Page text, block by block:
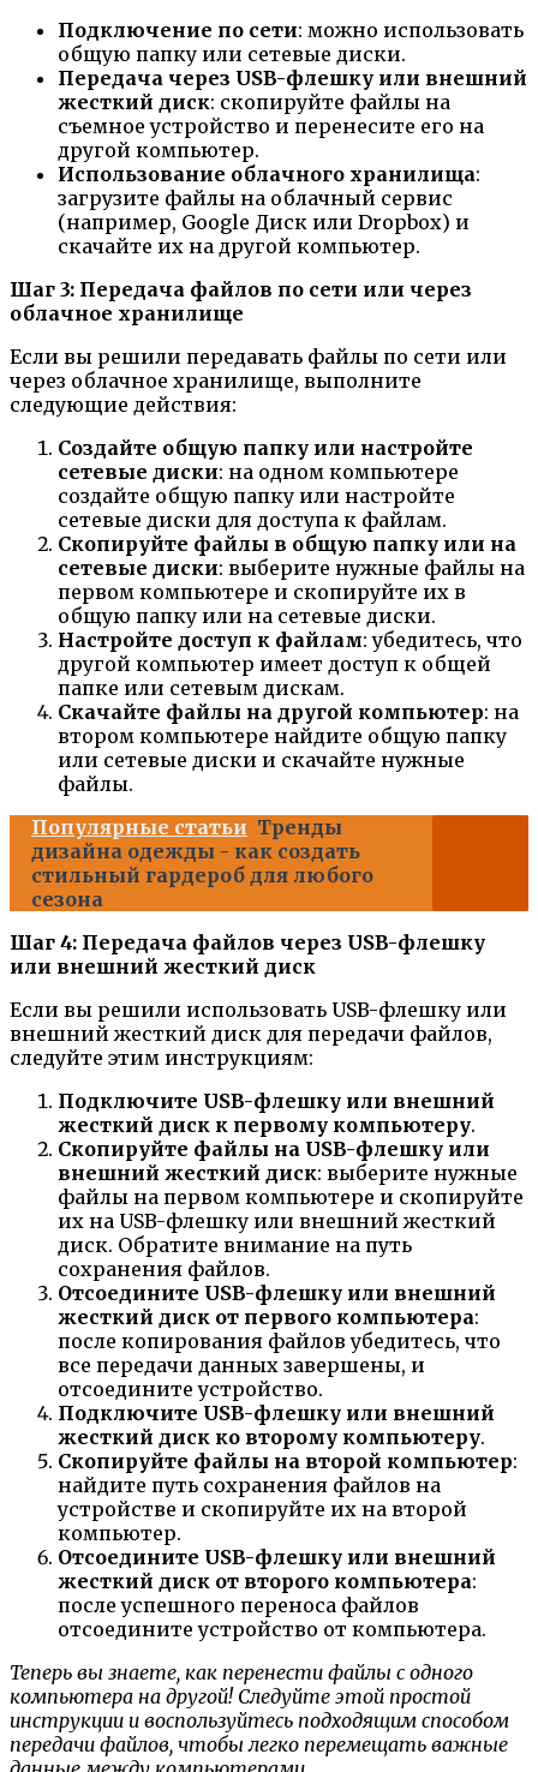
Подключение по сети: можно использовать
общую папку или сетевые диски.
Передача через USB-флешку или внешний
жесткий диск: скопируйте файлы на
съемное устройство и перенесите его на
другой компьютер.
Использование облачного хранилища:
загрузите файлы на облачный сервис
(например, Google Диск или Dropbox) и
скачайте их на другой компьютер.
Шаг 3: Передача файлов по сети или через
облачное хранилище
Если вы решили передавать файлы по сети или
через облачное хранилище, выполните
следующие действия:
Создайте общую папку или настройте
сетевые диски: на одном компьютере
создайте общую папку или настройте
сетевые диски для доступа к файлам.
Скопируйте файлы в общую папку или на
сетевые диски: выберите нужные файлы на
первом компьютере и скопируйте их в
общую папку или на сетевые диски.
Настройте доступ к файлам: убедитесь, что
другой компьютер имеет доступ к общей
папке или сетевым дискам.
Скачайте файлы на другой компьютер: на
втором компьютере найдите общую папку
или сетевые диски и скачайте нужные
файлы.
Популярные статьи Тренды
дизайна одежды - как создать
стильный гардероб для любого
сезона
Шаг 4: Передача файлов через USB-флешку
или внешний жесткий диск
Если вы решили использовать USB-флешку или
внешний жесткий диск для передачи файлов,
следуйте этим инструкциям:
Подключите USB-флешку или внешний
жесткий диск к первому компьютеру.
Скопируйте файлы на USB-флешку или
внешний жесткий диск: выберите нужные
файлы на первом компьютере и скопируйте
их на USB-флешку или внешний жесткий
диск. Обратите внимание на путь
сохранения файлов.
Отсоедините USB-флешку или внешний
жесткий диск от первого компьютера:
после копирования файлов убедитесь, что
все передачи данных завершены, и
отсоедините устройство.
Подключите USB-флешку или внешний
жесткий диск ко второму компьютеру.
Скопируйте файлы на второй компьютер:
найдите путь сохранения файлов на
устройстве и скопируйте их на второй
компьютер.
Отсоедините USB-флешку или внешний
жесткий диск от второго компьютера:
после успешного переноса файлов
отсоедините устройство от компьютера.
Теперь вы знаете, как перенести файлы с одного
компьютера на другой! Следуйте этой простой
инструкции и воспользуйтесь подходящим способом
передачи файлов, чтобы легко перемещать важные